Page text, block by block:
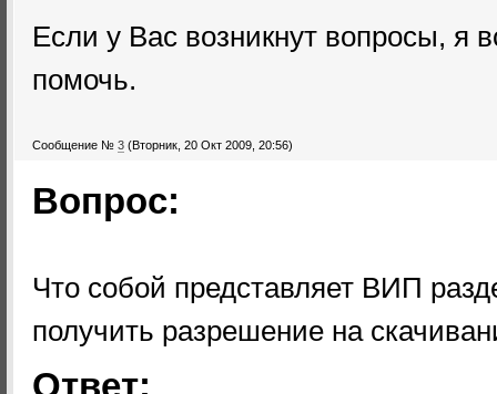
Если у Вас возникнут вопросы, я
помочь.
Сообщение № 3 (Вторник, 20 Окт 2009, 20:56)
Вопрос:
Что собой представляет ВИП
получить разрешение на
Ответ: